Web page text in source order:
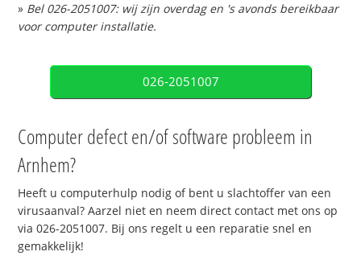
» Bel 026-2051007: wij zijn overdag en 's avonds bereikbaar
voor computer installatie.
026-2051007
Computer defect en/of software probleem in
Arnhem?
Heeft u computerhulp nodig of bent u slachtoffer van een
virusaanval? Aarzel niet en neem direct contact met ons op
via 026-2051007. Bij ons regelt u een reparatie snel en
gemakkelijk!